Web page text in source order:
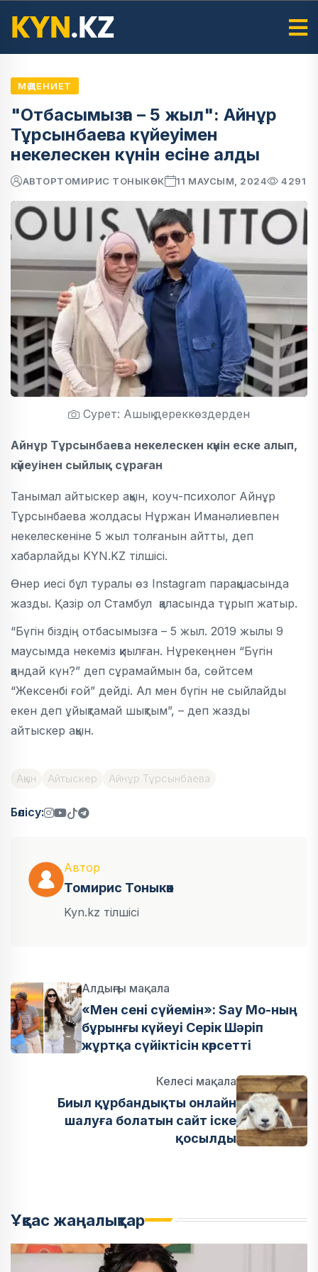
МӘДЕНИЕТ
"Отбасымызға – 5 жыл": Айнұр
Тұрсынбаева күйеуімен
некелескен күнін есіне алды
АВТОРТОМИРИС ТОНЫКӨК 11 МАУСЫМ, 2024 4291
Сурет: Ашық дереккөздерден
Айнұр Тұрсынбаева некелескен күнін еске алып,
күйеуінен сыйлық сұраған
Танымал айтыскер ақын, коуч-психолог Айнұр
Тұрсынбаева жолдасы Нұржан Иманәлиевпен
некелескеніне 5 жыл толғанын айтты, деп
хабарлайды KYN.KZ тілшісі.
Өнер иесі бұл туралы өз Instagram парақшасында
жазды. Қазір ол Стамбул қаласында тұрып жатыр.
“Бүгін біздің отбасымызға – 5 жыл. 2019 жылы 9
маусымда некеміз қиылған. Нұрекеңнен “Бүгін
қандай күн?” деп сұрамаймын ба, сөйтсем
“Жексенбі ғой” дейді. Ал мен бүгін не сыйлайды
екен деп ұйықтамай шықтым”, – деп жазды
айтыскер ақын.
Ақын Айтыскер Айнұр Тұрсынбаева
Бөлісу:
Автор
Томирис Тоныкөк
Kyn.kz тілшісі
Алдыңғы мақала
«Мен сені сүйемін»: Say Mo-ның
бұрынғы күйеуі Серік Шәріп
жұртқа сүйіктісін көрсетті
Келесі мақала
Биыл құрбандықты онлайн
шалуға болатын сайт іске
қосылды
Ұқсас жаңалықтар